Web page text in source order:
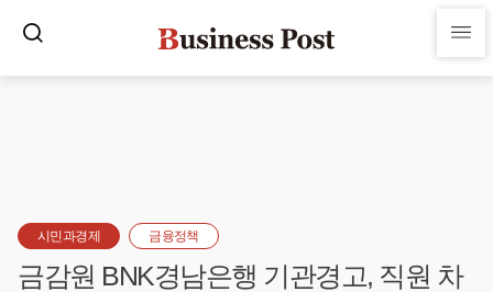
시민과경제 금융정책
금감원 BNK경남은행 기관경고, 직원 차